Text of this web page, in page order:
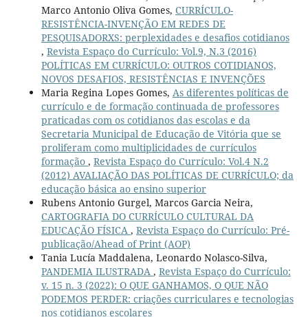
Marco Antonio Oliva Gomes, CURRÍCULO-
RESISTÊNCIA-INVENÇÃO EM REDES DE
PESQUISADORXS: perplexidades e desafios cotidianos
, Revista Espaço do Currículo: Vol.9, N.3 (2016)
POLÍTICAS EM CURRÍCULO: OUTROS COTIDIANOS,
NOVOS DESAFIOS, RESISTÊNCIAS E INVENÇÕES
Maria Regina Lopes Gomes, As diferentes políticas de
currículo e de formação continuada de professores
praticadas com os cotidianos das escolas e da
Secretaria Municipal de Educação de Vitória que se
proliferam como multiplicidades de currículos
formação , Revista Espaço do Currículo: Vol.4 N.2
(2012) AVALIAÇÃO DAS POLÍTICAS DE CURRÍCULO; da
educação básica ao ensino superior
Rubens Antonio Gurgel, Marcos Garcia Neira,
CARTOGRAFIA DO CURRÍCULO CULTURAL DA
EDUCAÇÃO FÍSICA , Revista Espaço do Currículo: Pré-
publicação/Ahead of Print (AOP)
Tania Lucía Maddalena, Leonardo Nolasco-Silva,
PANDEMIA ILUSTRADA , Revista Espaço do Currículo:
v. 15 n. 3 (2022): O QUE GANHAMOS, O QUE NÃO
PODEMOS PERDER: criações curriculares e tecnologias
nos cotidianos escolares